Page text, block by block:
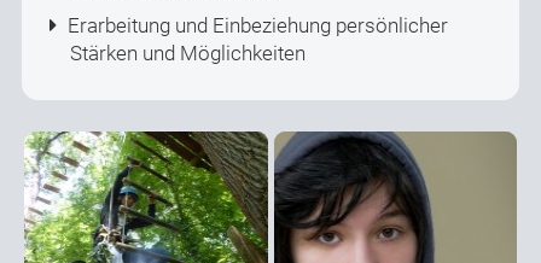
Erarbeitung und Einbeziehung persönlicher
Stärken und Möglichkeiten